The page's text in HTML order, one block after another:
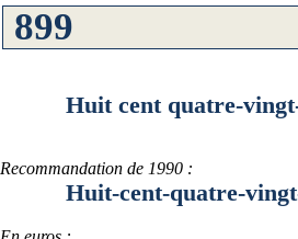
Huit cent quatre-vingt-
Recommandation de 1990 :
Huit-cent-quatre-vingt-